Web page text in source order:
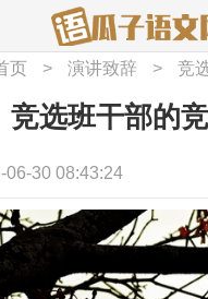
页 > 演讲致辞 > 竞
竞选班干部的
06-30 08:43:24